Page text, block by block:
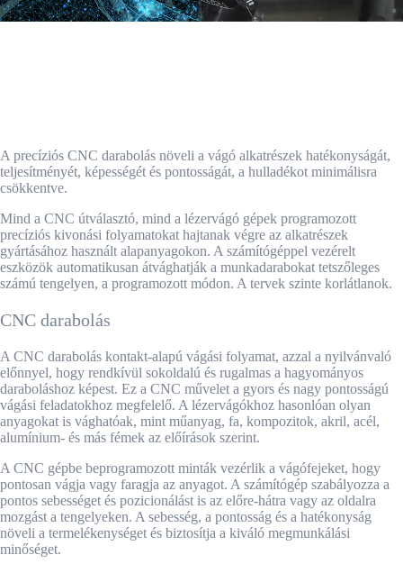
A precíziós CNC darabolás növeli a vágó alkatrészek hatékonyságát,
teljesítményét, képességét és pontosságát, a hulladékot minimálisra
csökkentve.
Mind a CNC útválasztó, mind a lézervágó gépek programozott
precíziós kivonási folyamatokat hajtanak végre az alkatrészek
gyártásához használt alapanyagokon. A számítógéppel vezérelt
eszközök automatikusan átvághatják a munkadarabokat tetszőleges
számú tengelyen, a programozott módon. A tervek szinte korlátlanok.
CNC darabolás
A CNC darabolás kontakt-alapú vágási folyamat, azzal a nyilvánvaló
előnnyel, hogy rendkívül sokoldalú és rugalmas a hagyományos
daraboláshoz képest. Ez a CNC művelet a gyors és nagy pontosságú
vágási feladatokhoz megfelelő. A lézervágókhoz hasonlóan olyan
anyagokat is vághatóak, mint műanyag, fa, kompozitok, akril, acél,
alumínium- és más fémek az előírások szerint.
A CNC gépbe beprogramozott minták vezérlik a vágófejeket, hogy
pontosan vágja vagy faragja az anyagot. A számítógép szabályozza a
pontos sebességet és pozicionálást is az előre-hátra vagy az oldalra
mozgást a tengelyeken. A sebesség, a pontosság és a hatékonyság
növeli a termelékenységet és biztosítja a kiváló megmunkálási
minőséget.